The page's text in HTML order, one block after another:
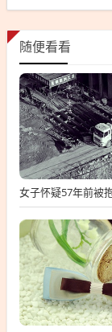
随便看看